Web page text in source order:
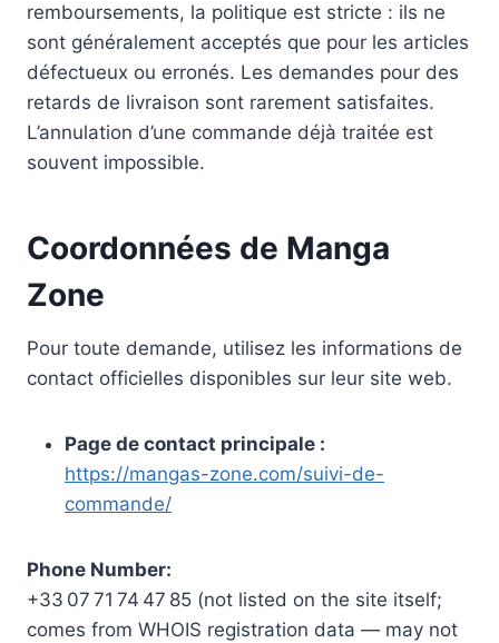
remboursements, la politique est stricte : ils ne
sont généralement acceptés que pour les articles
défectueux ou erronés. Les demandes pour des
retards de livraison sont rarement satisfaites.
L’annulation d’une commande déjà traitée est
souvent impossible.
Coordonnées de Manga
Zone
Pour toute demande, utilisez les informations de
contact officielles disponibles sur leur site web.
Page de contact principale :
https://mangas-zone.com/suivi-de-
commande/
Phone Number:
+33 07 71 74 47 85 (not listed on the site itself;
comes from WHOIS registration data — may not